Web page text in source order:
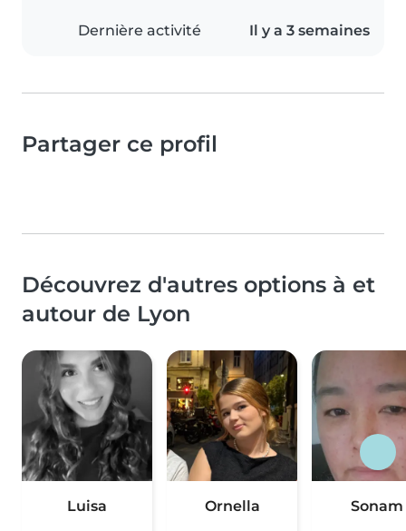
Dernière activité Il y a 3 semaines
Partager ce profil
Découvrez d'autres options à et
autour de Lyon
Luisa Ornella Sonam